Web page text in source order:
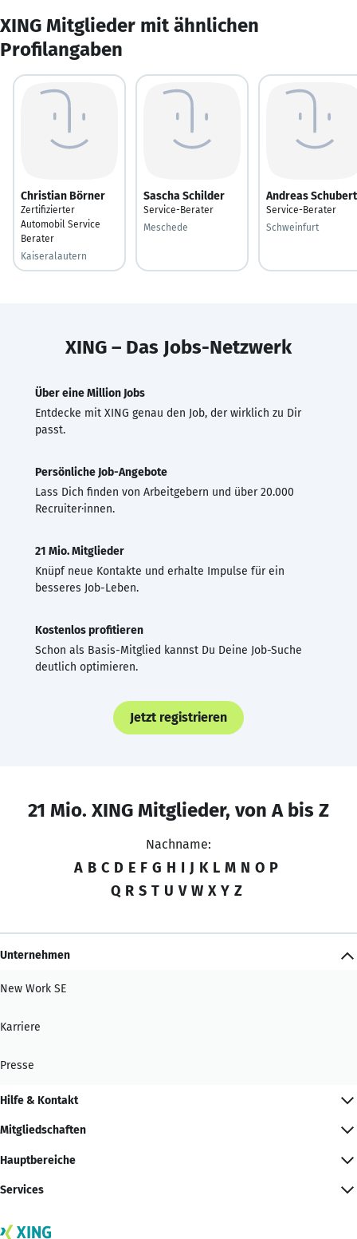
XING Mitglieder mit ähnlichen
Profilangaben
Christian Börner
Zertifizierter
Automobil Service
Berater
Kaiseralautern
Sascha Schilder
Service-Berater
Meschede
Andreas Schubert
Service-Berater
Schweinfurt
XING – Das Jobs-Netzwerk
Über eine Million Jobs
Entdecke mit XING genau den Job, der wirklich zu Dir
passt.
Persönliche Job-Angebote
Lass Dich finden von Arbeitgebern und über 20.000
Recruiter·innen.
21 Mio. Mitglieder
Knüpf neue Kontakte und erhalte Impulse für ein
besseres Job-Leben.
Kostenlos profitieren
Schon als Basis-Mitglied kannst Du Deine Job-Suche
deutlich optimieren.
Jetzt registrieren
21 Mio. XING Mitglieder, von A bis Z
Nachname:
A B C D E F G H I J K L M N O P
Q R S T U V W X Y Z
Unternehmen
New Work SE
Karriere
Presse
Hilfe & Kontakt
Mitgliedschaften
Hauptbereiche
Services